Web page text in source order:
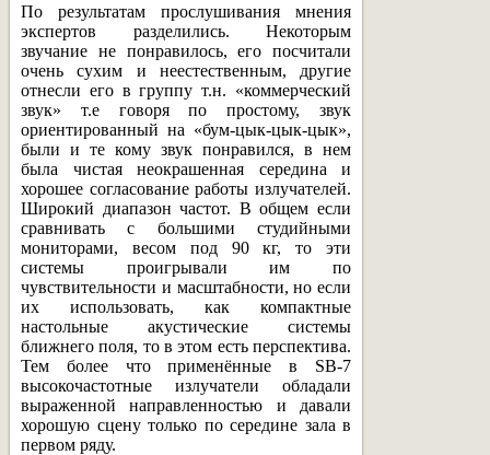
По результатам прослушивания мнения
экспертов разделились. Некоторым
звучание не понравилось, его посчитали
очень сухим и неестественным, другие
отнесли его в группу т.н. «коммерческий
звук» т.е говоря по простому, звук
ориентированный на «бум-цык-цык-цык»,
были и те кому звук понравился, в нем
была чистая неокрашенная середина и
хорошее согласование работы излучателей.
Широкий диапазон частот. В общем если
сравнивать с большими студийными
мониторами, весом под 90 кг, то эти
системы проигрывали им по
чувствительности и масштабности, но если
их использовать, как компактные
настольные акустические системы
ближнего поля, то в этом есть перспектива.
Тем более что применённые в SB-7
высокочастотные излучатели обладали
выраженной направленностью и давали
хорошую сцену только по середине зала в
первом ряду.